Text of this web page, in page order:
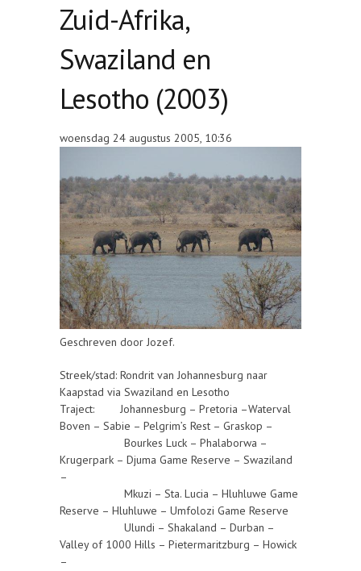
Zuid-Afrika,
Swaziland en
Lesotho (2003)
woensdag 24 augustus 2005, 10:36
Geschreven door Jozef.
Streek/stad: Rondrit van Johannesburg naar
Kaapstad via Swaziland en Lesotho
Traject: Johannesburg – Pretoria –Waterval
Boven – Sabie – Pelgrim’s Rest – Graskop –
Bourkes Luck – Phalaborwa –
Krugerpark – Djuma Game Reserve – Swaziland
–
Mkuzi – Sta. Lucia – Hluhluwe Game
Reserve – Hluhluwe – Umfolozi Game Reserve
Ulundi – Shakaland – Durban –
Valley of 1000 Hills – Pietermaritzburg – Howick
–